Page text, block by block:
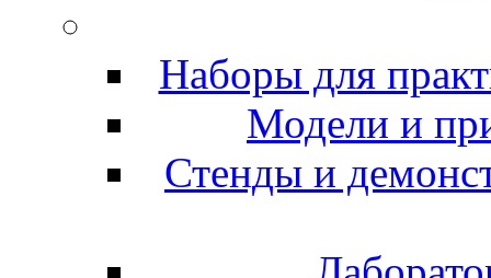
Наборы для
Модели и
Стенды и